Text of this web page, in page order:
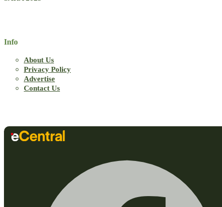
Info
About Us
Privacy Policy
Advertise
Contact Us